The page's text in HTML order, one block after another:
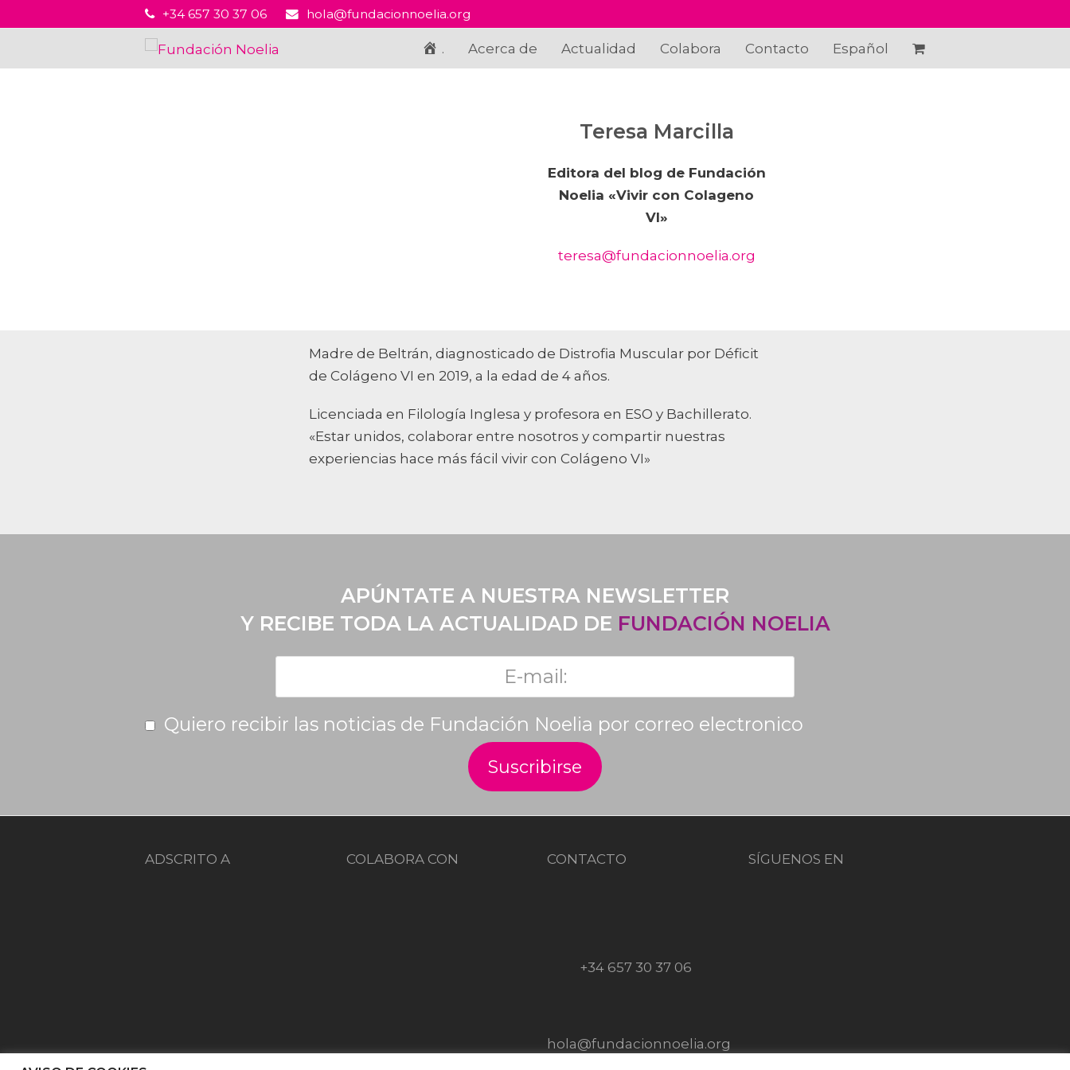
+34 657 30 37 06 hola@fundacionnoelia.org
. Acerca de Actualidad Colabora Contacto Español
Teresa Marcilla
Editora del blog de Fundación
Noelia «Vivir con Colageno
VI»
teresa@fundacionnoelia.org
Madre de Beltrán, diagnosticado de Distrofia Muscular por Déficit
de Colágeno VI en 2019, a la edad de 4 años.
Licenciada en Filología Inglesa y profesora en ESO y Bachillerato.
«Estar unidos, colaborar entre nosotros y compartir nuestras
experiencias hace más fácil vivir con Colágeno VI»
APÚNTATE A NUESTRA NEWSLETTER
Y RECIBE TODA LA ACTUALIDAD DE FUNDACIÓN NOELIA
Quiero recibir las noticias de Fundación Noelia por correo electronico
ADSCRITO A COLABORA CON CONTACTO
+34 657 30 37 06
hola@fundacionnoelia.org
SÍGUENOS EN